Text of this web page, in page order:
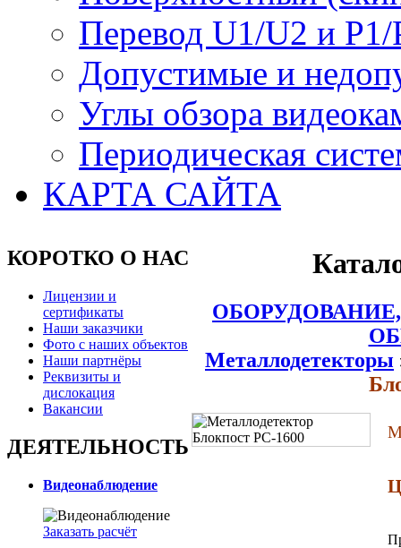
Перевод U1/U2 и
Допустимые и
Углы обзора
Периодическая
КАРТА САЙТА
КОРОТКО О НАС
Лицензии и
сертификаты
Наши заказчики
Фото с наших объектов
Наши партнёры
Реквизиты и
дислокация
Вакансии
ДЕЯТЕЛЬНОСТЬ
Видеонаблюдение
Заказать расчёт
Металлодетекторы